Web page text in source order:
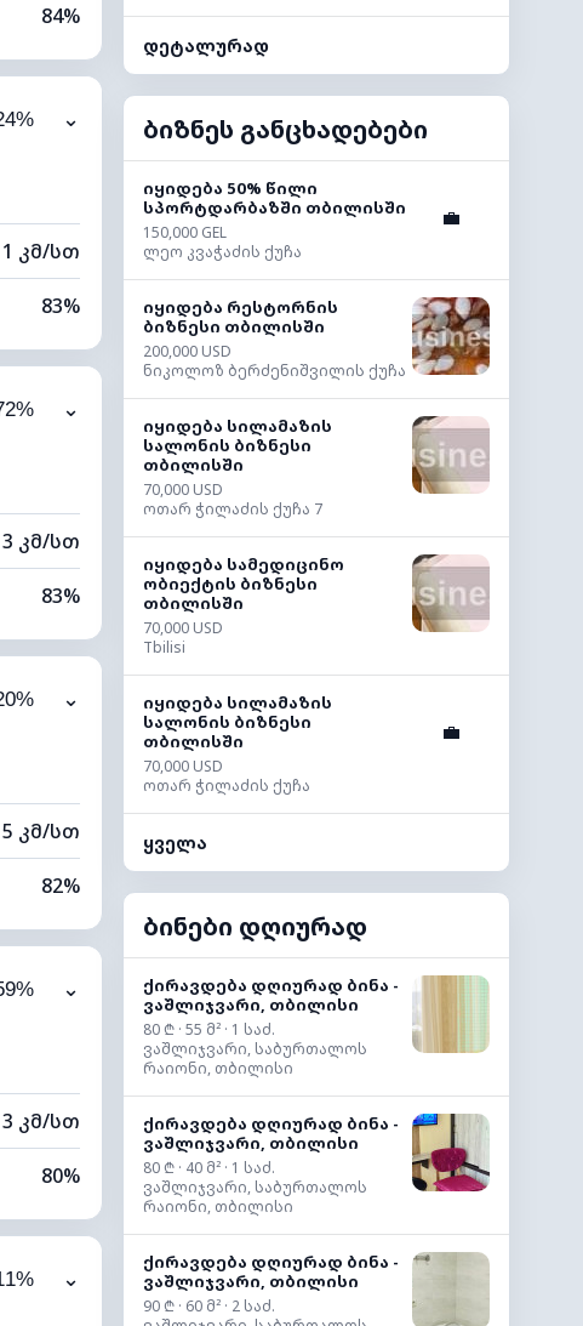
84%
58%
10 კმ
⌄
კმ/სთ
83%
57%
10 კმ
⌄
კმ/სთ
83%
89%
9 კმ
⌄
კმ/სთ
82%
73%
10 კმ
⌄
კმ/სთ
80%
72%
9 კმ
⌄
დეტალურად
ბიზნეს განცხადებები
იყიდება 50% წილი
სპორტდარბაზში თბილისში
150,000 GEL
ლეო კვაჭაძის ქუჩა
💼
იყიდება რესტორნის
ბიზნესი თბილისში
200,000 USD
ნიკოლოზ ბერძენიშვილის ქუჩა
იყიდება სილამაზის
სალონის ბიზნესი
თბილისში
70,000 USD
ოთარ ჭილაძის ქუჩა 7
იყიდება სამედიცინო
ობიექტის ბიზნესი
თბილისში
70,000 USD
Tbilisi
იყიდება სილამაზის
სალონის ბიზნესი
თბილისში
70,000 USD
ოთარ ჭილაძის ქუჩა
💼
ყველა
ბინები დღიურად
ქირავდება დღიურად ბინა -
ვაშლიჯვარი, თბილისი
80 ₾ · 55 მ² · 1 საძ.
ვაშლიჯვარი, საბურთალოს
რაიონი, თბილისი
ქირავდება დღიურად ბინა -
ვაშლიჯვარი, თბილისი
80 ₾ · 40 მ² · 1 საძ.
ვაშლიჯვარი, საბურთალოს
რაიონი, თბილისი
ქირავდება დღიურად ბინა -
ვაშლიჯვარი, თბილისი
90 ₾ · 60 მ² · 2 საძ.